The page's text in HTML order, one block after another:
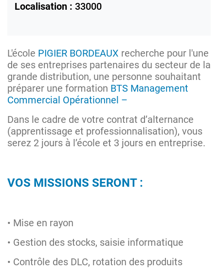
Localisation : 33000
L'école PIGIER BORDEAUX recherche pour l'une
de ses entreprises partenaires du secteur de la
grande distribution, une personne souhaitant
préparer une formation BTS Management
Commercial Opérationnel –
Dans le cadre de votre contrat d’alternance
(apprentissage et professionnalisation), vous
serez 2 jours à l’école et 3 jours en entreprise.
VOS MISSIONS SERONT :
• Mise en rayon
• Gestion des stocks, saisie informatique
• Contrôle des DLC, rotation des produits